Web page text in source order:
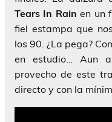
Tears In Rainen un
fiel estampa que
los 90. ¿La pega?
en estudio… Aun
provecho de este
directo y con la